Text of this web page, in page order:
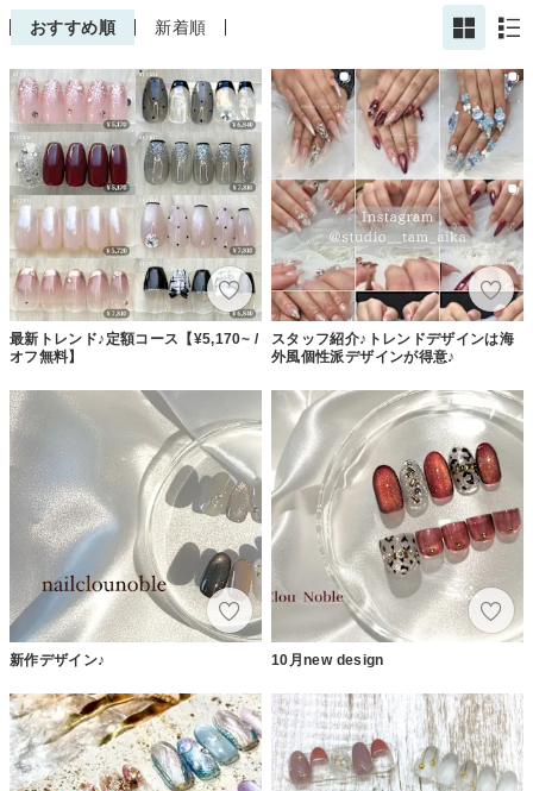
おすすめ順 新着順
最新トレンド♪定額コース【¥5,170~ /
オフ無料】
スタッフ紹介♪トレンドデザインは海
外風個性派デザインが得意♪
新作デザイン♪ 10月new design